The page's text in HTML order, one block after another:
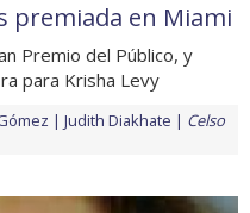
premiada en Miami
Premio del Público, y
para Krisha Levy
Judith Diakhate
Celso